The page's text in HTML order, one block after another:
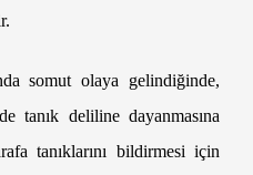
somut olaya gelindiğinde,
tanık deliline dayanmasına
tanıklarını bildirmesi için